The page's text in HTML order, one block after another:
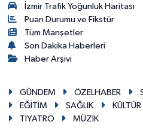
İzmir Trafik Yoğunluk Haritası
Puan Durumu ve Fikstür
Tüm Manşetler
Son Dakika Haberleri
Haber Arşivi
GÜNDEM ÖZELHABER
EĞİTİM
SAĞLIK
TİYATRO
MÜZİK